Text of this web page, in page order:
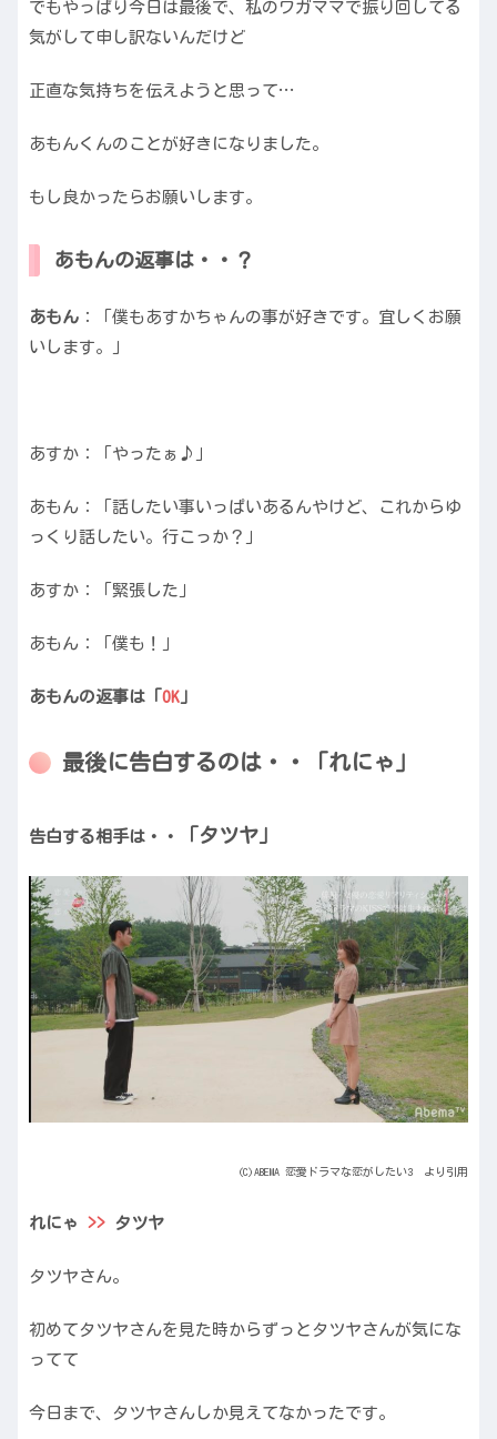
でもやっぱり今日は最後で、私のワガママで振り回してる
気がして申し訳ないんだけど
正直な気持ちを伝えようと思って…
あもんくんのことが好きになりました。
もし良かったらお願いします。
あもんの返事は・・？
あもん ：「僕もあすかちゃんの事が好きです。宜しくお願
いします。」
あすか：「やったぁ♪」
あもん：「話したい事いっぱいあるんやけど、これからゆ
っくり話したい。行こっか？」
あすか：「緊張した」
あもん：「僕も！」
あもんの返事は「 OK 」
最後に告白するのは・・「れにゃ」
告白する相手は・・ 「タツヤ」
(C)ABEMA 恋愛ドラマな恋がしたい3 より引用
れにゃ >> タツヤ
タツヤさん。
初めてタツヤさんを見た時からずっとタツヤさんが気にな
ってて
今日まで、タツヤさんしか見えてなかったです。